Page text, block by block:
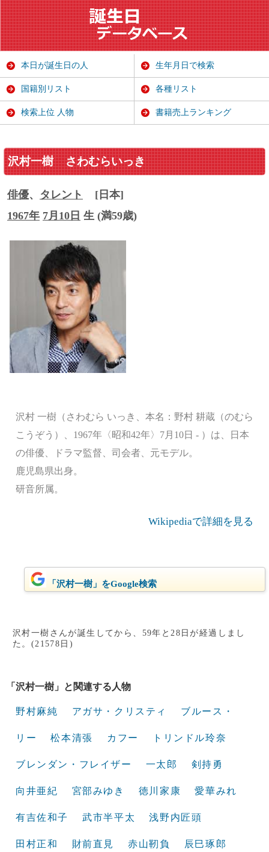
沢村一樹 さわむらいっき
俳優、 タレント
[日本]
1967年 7月10日 生 (満59歳)
沢村 一樹（さわむら いっき、本名：野村 耕蔵（のむら
こうぞう）、1967年〈昭和42年〉7月10日 - ）は、日本
の俳優、ドラマ監督、司会者、元モデル。
鹿児島県出身。
研音所属。
Wikipediaで詳細を見る
「沢村一樹」をGoogle検索
沢村一樹さんが誕生してから、59年と28日が経過しまし
た。(21578日)
「沢村一樹」と関連する人物
野村麻純 アガサ・クリスティ ブルース・
リー 松本清張 カフー トリンドル玲奈
ブレンダン・フレイザー 一太郎 剣持勇
向井亜紀 宮部みゆき 徳川家康 愛華みれ
有吉佐和子 武市半平太 浅野内匠頭
田村正和 財前直見 赤山靭負 辰巳琢郎
本日が誕生日の人 生年月日で検索
国籍別リスト 各種リスト
検索上位 人物 書籍売上ランキング